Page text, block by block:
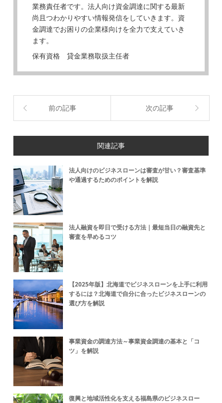
業務責任者です。法人向け資金調達に関する最新
尚且つわかりやすい情報発信をしていきます。資
金調達でお困りの企業様向けを全力で支えていき
ます。
保有資格 貸金業務取扱主任者
前の記事 次の記事
関連記事
法人向けのビジネスローンは審査が甘い？審査基準
や通過するためのポイントを解説
法人融資を即日で受ける方法｜最短当日の融資先と
審査を早めるコツ
【2025年版】北海道でビジネスローンを上手に利用
するには？北海道で自分に合ったビジネスローンの
選び方を解説
事業資金の調達方法～事業資金調達の基本と「コ
ツ」を解説
復興と地域活性化を支える福島県のビジネスロー